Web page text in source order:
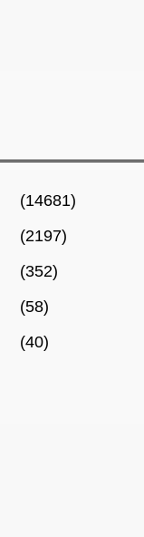
(14681)
(2197)
(352)
(58)
(40)